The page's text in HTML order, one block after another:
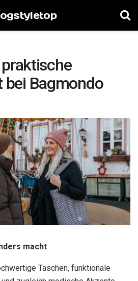
bei Bagmondo
macht
Taschen, funktionale